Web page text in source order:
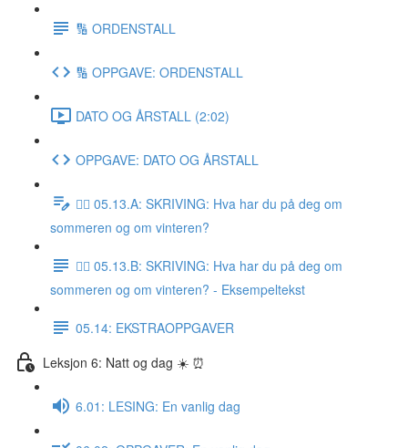
🔢 ORDENSTALL
🔢 OPPGAVE: ORDENSTALL
DATO OG ÅRSTALL (2:02)
OPPGAVE: DATO OG ÅRSTALL
✍🏼 05.13.A: SKRIVING: Hva har du på deg om
sommeren og om vinteren?
✍🏼 05.13.B: SKRIVING: Hva har du på deg om
sommeren og om vinteren? - Eksempeltekst
05.14: EKSTRAOPPGAVER
Leksjon 6: Natt og dag ☀️ ⏰
6.01: LESING: En vanlig dag